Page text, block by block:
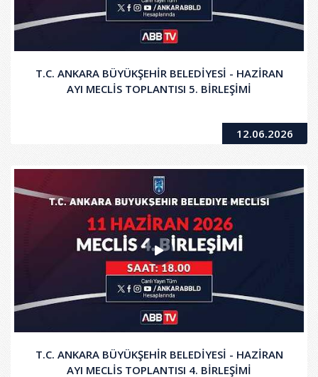
T.C. ANKARA BÜYÜKŞEHİR BELEDİYESİ - HAZİRAN
AYI MECLİS TOPLANTISI 5. BİRLEŞİMİ
12.06.2026
T.C. ANKARA BÜYÜKŞEHİR BELEDİYESİ - HAZİRAN
AYI MECLİS TOPLANTISI 4. BİRLEŞİMİ